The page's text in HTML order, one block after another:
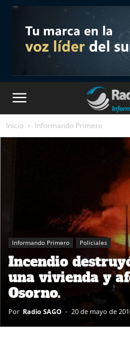
Inicio Informando Primero
Informando Primero Policiales
Incendio
una vivienda y
Osorno.
Por Radio SAGO - 20 de mayo de